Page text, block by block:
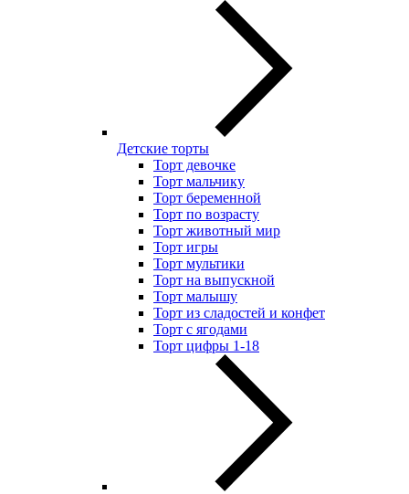
Детские торты
Торт девочке
Торт мальчику
Торт беременной
Торт по возрасту
Торт животный мир
Торт игры
Торт мультики
Торт на выпускной
Торт малышу
Торт из сладостей и конфет
Торт с ягодами
Торт цифры 1-18